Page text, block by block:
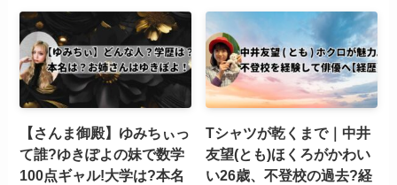
【さんま御殿】ゆみちぃっ
て誰?ゆきぽよの妹で数学
100点ギャル!大学は?本名
Tシャツが乾くまで｜中井
友望(とも)ほくろがかわい
い26歳、不登校の過去?経